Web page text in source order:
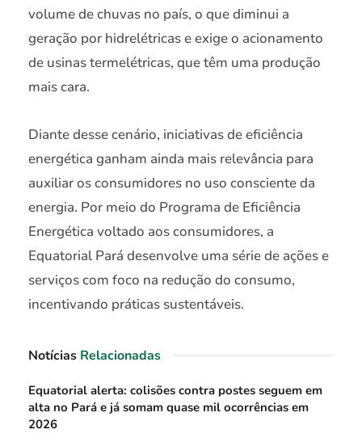
volume de chuvas no país, o que diminui a
geração por hidrelétricas e exige o acionamento
de usinas termelétricas, que têm uma produção
mais cara.
Diante desse cenário, iniciativas de eficiência
energética ganham ainda mais relevância para
auxiliar os consumidores no uso consciente da
energia. Por meio do Programa de Eficiência
Energética voltado aos consumidores, a
Equatorial Pará desenvolve uma série de ações e
serviços com foco na redução do consumo,
incentivando práticas sustentáveis.
Notícias Relacionadas
Equatorial alerta: colisões contra postes seguem em
alta no Pará e já somam quase mil ocorrências em
2026